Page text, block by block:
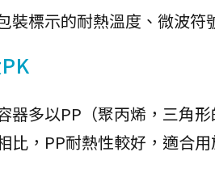
裝標示的耐熱溫度、微波符
器多以PP（聚丙烯，三角
比，PP耐熱性較好，適合用